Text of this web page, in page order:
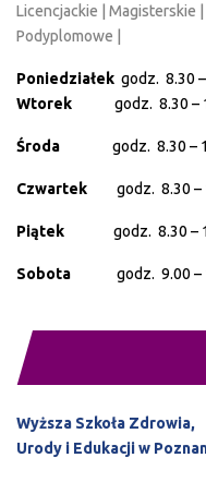
Licencjackie | Magisterskie
Podyplomowe |
Poniedziałek godz. 8.30
Wtorek godz. 8.30 –
Środa godz. 8.30 –
Czwartek godz. 8.30 –
Piątek godz. 8.30 –
Sobota godz. 9.00 –
Wyższa Szkoła Zdrowia,
Urody i Edukacji w